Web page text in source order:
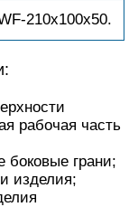
210x100x50.
рабочая часть
боковые грани;
изделия;